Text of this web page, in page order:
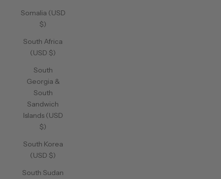
Somalia (USD
$)
South Africa
(USD $)
South
Georgia &
South
Sandwich
Islands (USD
$)
South Korea
(USD $)
South Sudan